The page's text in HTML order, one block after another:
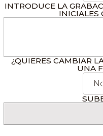
INTRODUCE LA
INICIALES
¿QUIERES CAMBIAR
UNA